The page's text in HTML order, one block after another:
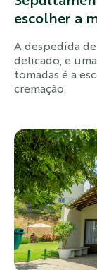
escolher a
A despedida
delicado, e
tomadas é a
cremação.